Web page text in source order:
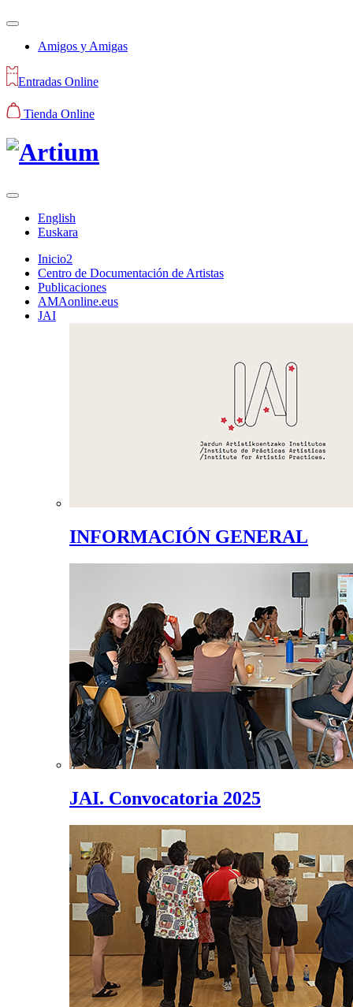
Amigos y Amigas
Entradas Online
Tienda Online
English
Euskara
Inicio2
Centro de Documentación de Artistas
Publicaciones
AMAonline.eus
JAI
INFORMACIÓN GENERAL
JAI. Convocatoria 2025